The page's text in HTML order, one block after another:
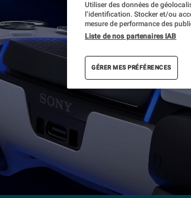
Utiliser des données de
l’identification. Stocker et/ou
mesure de performance des
Liste de nos partenaires IAB
GÉRER MES PRÉFÉRENCES